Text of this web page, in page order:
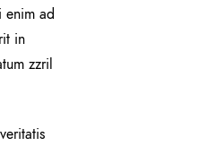
enim ad
in
zzril